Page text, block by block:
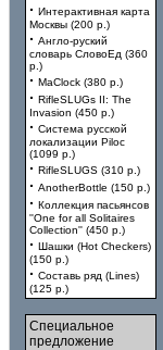
· Интерактивная карта
Москвы (200 p.)
· Англо-руский
словарь СловоЕд (360
p.)
· MaClock (380 p.)
· RifleSLUGs II: The
Invasion (450 p.)
· Система русской
локализации Piloc
(1099 p.)
· RifleSLUGS (310 p.)
· AnotherBottle (150 p.)
· Коллекция пасьянсов
''One for all Solitaires
Collection'' (450 p.)
· Шашки (Hot Checkers)
(150 p.)
· Составь ряд (Lines)
(125 p.)
Специальное
предложение